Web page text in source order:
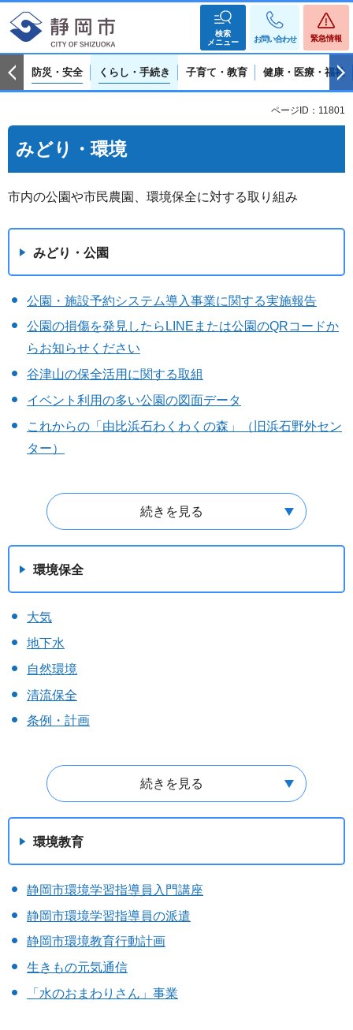
検索
メニュー
お問い合わせ 緊急情報
防災・安全 くらし・手続き 子育て・教育 健康・医療・福祉
ページID：11801
みどり・環境
市内の公園や市民農園、環境保全に対する取り組み
みどり・公園
公園・施設予約システム導入事業に関する実施報告
公園の損傷を発見したらLINEまたは公園のQRコードか
らお知らせください
谷津山の保全活用に関する取組
イベント利用の多い公園の図面データ
これからの「由比浜石わくわくの森」（旧浜石野外セン
ター）
続きを見る
環境保全
大気
地下水
自然環境
清流保全
条例・計画
続きを見る
環境教育
静岡市環境学習指導員入門講座
静岡市環境学習指導員の派遣
静岡市環境教育行動計画
生きもの元気通信
「水のおまわりさん」事業